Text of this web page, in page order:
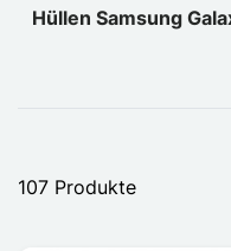
Hüllen Samsung
107 Produkte